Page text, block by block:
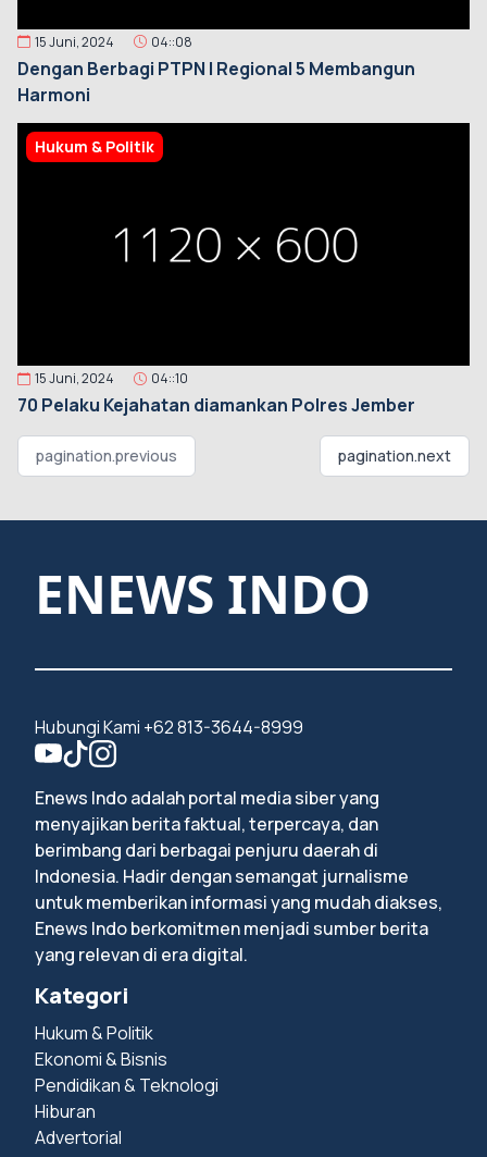
15 Juni, 2024 04::08
Dengan Berbagi PTPN I Regional 5 Membangun
Harmoni
Hukum & Politik
15 Juni, 2024 04::10
70 Pelaku Kejahatan diamankan Polres Jember
pagination.previous pagination.next
ENEWS INDO
Hubungi Kami +62 813-3644-8999
Enews Indo adalah portal media siber yang
menyajikan berita faktual, terpercaya, dan
berimbang dari berbagai penjuru daerah di
Indonesia. Hadir dengan semangat jurnalisme
untuk memberikan informasi yang mudah diakses,
Enews Indo berkomitmen menjadi sumber berita
yang relevan di era digital.
Kategori
Hukum & Politik
Ekonomi & Bisnis
Pendidikan & Teknologi
Hiburan
Advertorial